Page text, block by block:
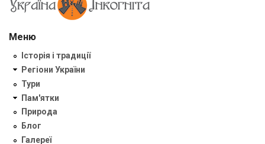
Меню
Історія і традиції
Регіони України
Тури
Пам'ятки
Природа
Блог
Галереї